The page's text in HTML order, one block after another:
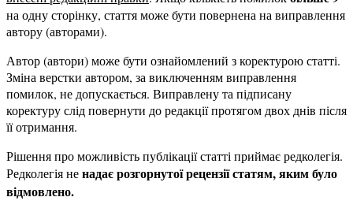
на одну сторінку, стаття може бути повернена на виправлення
автору (авторами).
Автор (автори) може бути ознайомлений з коректурою статті.
Зміна верстки автором, за виключенням виправлення
помилок, не допускається. Виправлену та підписану
коректуру слід повернути до редакції протягом двох днів після
її отримання.
Рішення про можливість публікації статті приймає редколегія.
Редколегія ненадаєрозгорнутої рецензії статям, яким було
відмовлено.